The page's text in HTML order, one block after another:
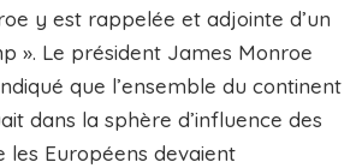
y est rappelée et adjointe d’un
». Le président James Monroe
que l’ensemble du continent
dans la sphère d’influence des
les Européens devaient